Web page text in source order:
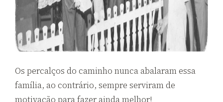
Os percalços do caminho nunca abalaram essa
família, ao contrário, sempre serviram de
motivação para fazer ainda melhor!